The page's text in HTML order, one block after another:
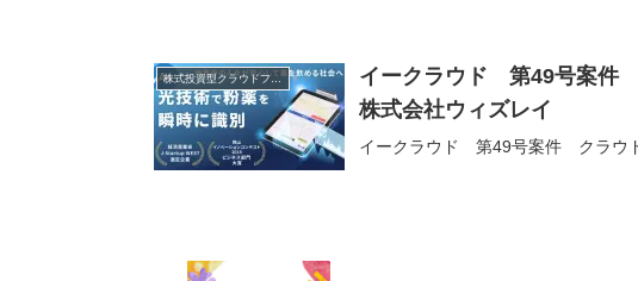
株式投資型クラウドファンディング
イークラウド 第49号案件
株式会社ウィズレイ
イークラウド 第49号案件 クラウ